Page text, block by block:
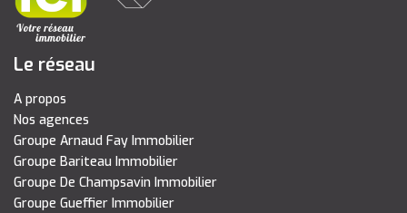
Le réseau
A propos
Nos agences
Groupe Arnaud Fay Immobilier
Groupe Bariteau Immobilier
Groupe De Champsavin Immobilier
Groupe Gueffier Immobilier